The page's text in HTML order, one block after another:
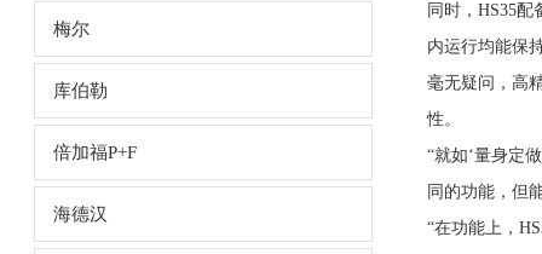
梅尔
库伯勒
倍加福P+F
海德汉
同时，HS35
内运行均能保
毫无疑问，高
性。
“就如‘量身定
同的功能，但
“在功能上，